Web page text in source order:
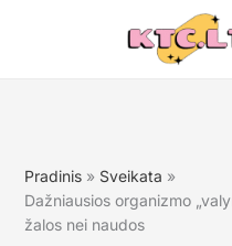
Pradinis
Sveikata
Dažniausios organizmo
žalos nei naudos